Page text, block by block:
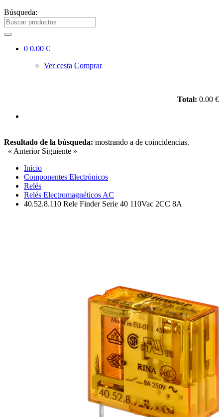
Búsqueda:
0 0.00 €
Ver cesta Comprar
Total: 0.00 €
Resultado de la búsqueda: mostrando a de coincidencias.
« Anterior Siguiente »
Inicio
Componentes Electrónicos
Relés
Relés Electromagnéticos AC
40.52.8.110 Rele Finder Serie 40 110Vac 2CC 8A